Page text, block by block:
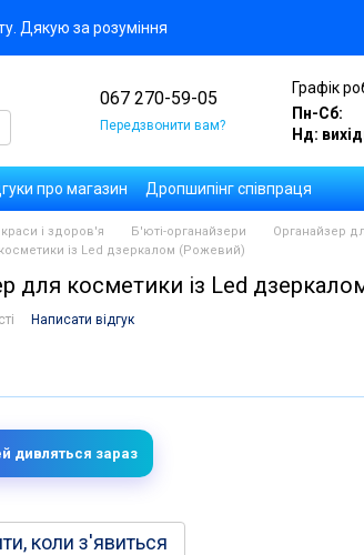
Дякую за розуміння
067 270-59-05
Передзвонити вам?
Графік
Пн-Сб:
Нд:
про магазин
Дропшипінг співпраця
відгуків
Оплата замовлень на Новій Пошті
і здоров'я Б'юті-органайзери
Органайзер
із Led дзеркалом (Рожевий)
для косметики із Led
Написати відгук
дивляться зараз
коли з'явиться